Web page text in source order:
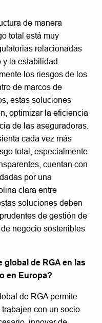
de manera
total está muy
relacionadas
y la estabilidad
los riesgos de los
de marcos de
estas soluciones
optimizar la eficiencia
de las aseguradoras.
cada vez más
total, especialmente
cuentan con
por una
clara entre
soluciones deben
de gestión de
negocio sostenibles
global de RGA en las
en Europa?
de RGA permite
con un socio